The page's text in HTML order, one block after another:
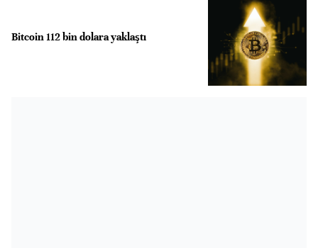
Bitcoin 112 bin dolara yaklaştı